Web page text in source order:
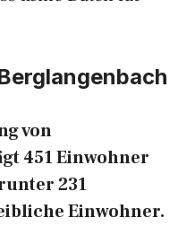
von
451 Einwohner
231
Einwohner.